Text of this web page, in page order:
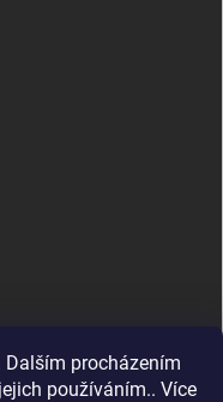
procházením
používáním.. Více